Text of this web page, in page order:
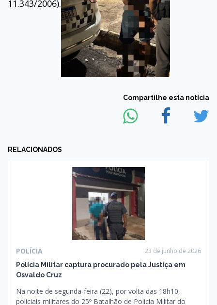
11.343/2006).
Compartilhe esta notícia
RELACIONADOS
POLÍCIA 23 de junho de 2026
Polícia Militar captura procurado pela Justiça em
Osvaldo Cruz
Na noite de segunda-feira (22), por volta das 18h10,
policiais militares do 25º Batalhão de Polícia Militar do